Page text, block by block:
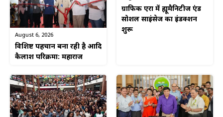
August 6, 2026
विशिष्ट पहचान बना रही है आदि
कैलाश परिक्रमा: महाराज
ग्राफिक एरा में ह्यूमैनिटीज एंड
सोशल साइंसेज का इंडक्शन
शुरू